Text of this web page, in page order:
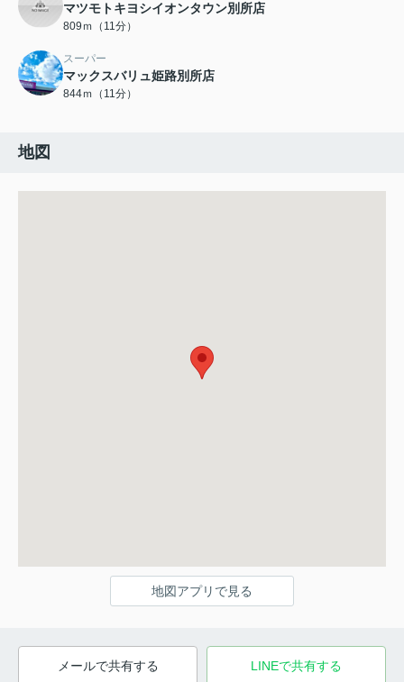
マツモトキヨシイオンタウン別所店
809ｍ（11分）
スーパー
マックスバリュ姫路別所店
844ｍ（11分）
地図
地図アプリで見る
メールで共有する LINEで共有する